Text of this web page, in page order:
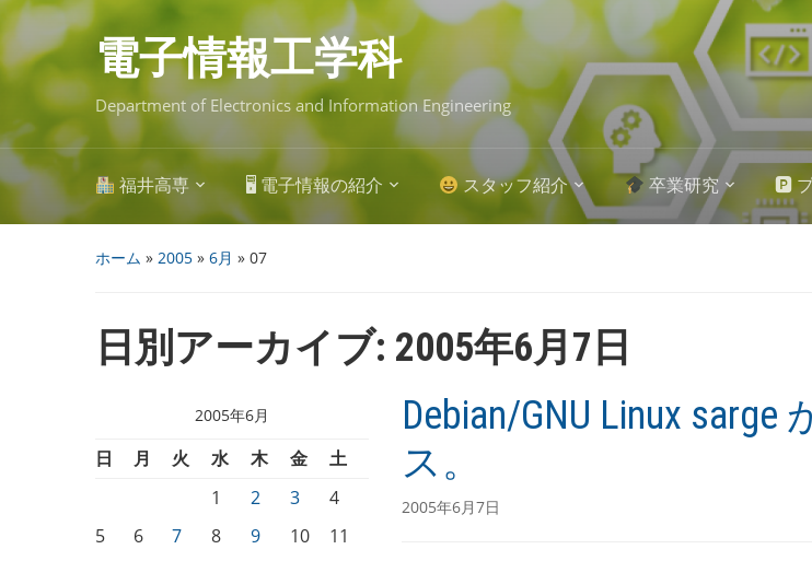
Skip
to
main
content 電子情報工学科
Department of Electronics and Information Engineering
福井高専 🖥 電子情報の紹介 スタッフ紹介 卒業研究 🅿
ホーム » 2005 » 6月 » 07
日別アーカイブ: 2005年6月7日
2005年6月
日 月 火 水 木 金
土
1
2 3
4
5
6 7 8 9 10
11
Debian/GNU Linux
ス。
2005年6月7日